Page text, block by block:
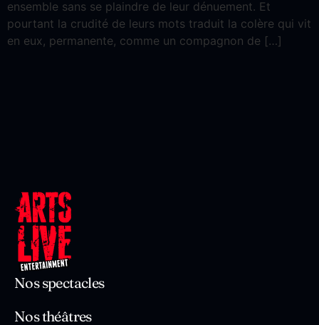
ensemble sans se plaindre de leur dénuement. Et
pourtant la crudité de leurs mots traduit la colère qui vit
en eux, permanente, comme un compagnon de […]
Nos spectacles
Nos théâtres